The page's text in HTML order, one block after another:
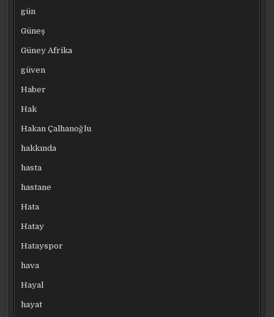
gün
Güneş
Güney Afrika
güven
Haber
Hak
Hakan Çalhanoğlu
hakkında
hasta
hastane
Hata
Hatay
Hatayspor
hava
Hayal
hayat